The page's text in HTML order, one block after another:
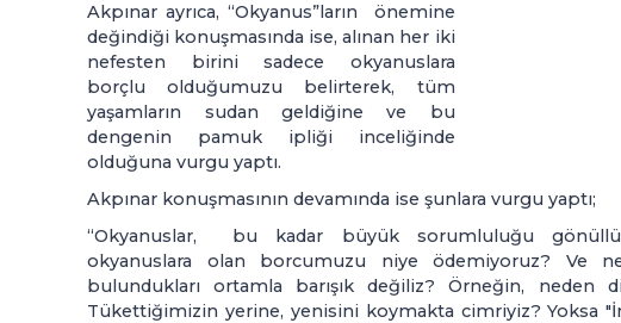
Akpınar ayrıca, “Okyanus”ların önemine
değindiği konuşmasında ise, alınan her iki
nefesten birini sadece okyanuslara
borçlu olduğumuzu belirterek, tüm
yaşamların sudan geldiğine ve bu
dengenin pamuk ipliği inceliğinde
olduğuna vurgu yaptı.
Akpınar konuşmasının devamında ise şunlara vurgu yaptı;
“Okyanuslar, bu kadar büyük sorumluluğu
okyanuslara olan borcumuzu niye ödemiyoruz? Ve
bulundukları ortamla barışık değiliz? Örneğin,
Tükettiğimizin yerine, yenisini koymakta cimriyiz? Yoksa